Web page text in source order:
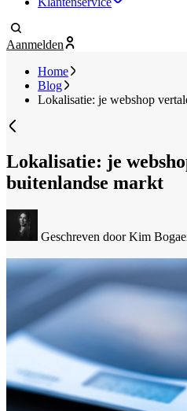
Aanmelden
Home
Blog
Lokalisatie: je webshop
Lokalisatie: je
buitenlandse markt
Geschreven door Kim